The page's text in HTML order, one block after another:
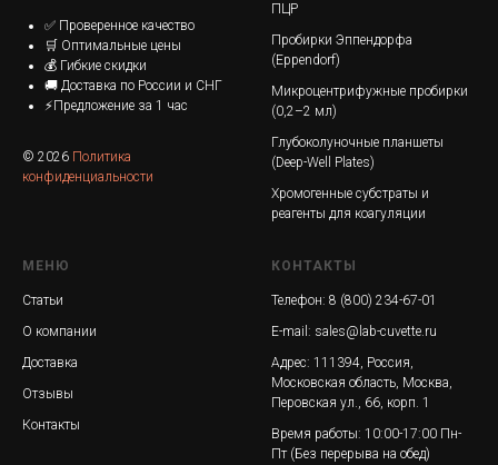
✅ Проверенное качество
🛒 Оптимальные цены
💰 Гибкие скидки
🚚 Доставка по России и СНГ
⚡Предложение за 1 час
© 2026 Политика
конфиденциальности
ПЦР
Пробирки Эппендорфа
(Eppendorf)
Микроцентрифужные пробирки
(0,2–2 мл)
Глубоколуночные планшеты
(Deep-Well Plates)
Хромогенные субстраты и
реагенты для коагуляции
МЕНЮ
Статьи
О компании
Доставка
Отзывы
Контакты
КОНТАКТЫ
Телефон: 8 (800) 234-67-01
E-mail: sales@lab-cuvette.ru
Адрес: 111394, Россия,
Московская область, Москва,
Перовская ул., 66, корп. 1
Время работы: 10:00-17:00 Пн-
Пт (Без перерыва на обед)